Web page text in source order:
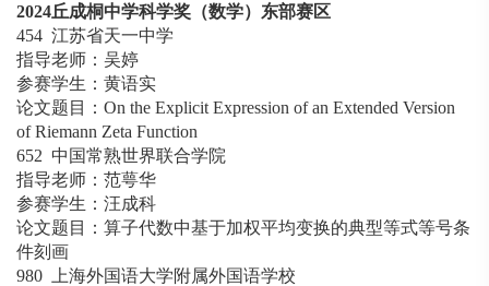
2024丘成桐中学科学奖（数学）东部赛区
454 江苏省天一中学
指导老师：吴婷
参赛学生：黄语实
论文题目：On the Explicit Expression of an Extended Version
of Riemann Zeta Function
652 中国常熟世界联合学院
指导老师：范萼华
参赛学生：汪成科
论文题目：算子代数中基于加权平均变换的典型等式等号条
件刻画
980 上海外国语大学附属外国语学校